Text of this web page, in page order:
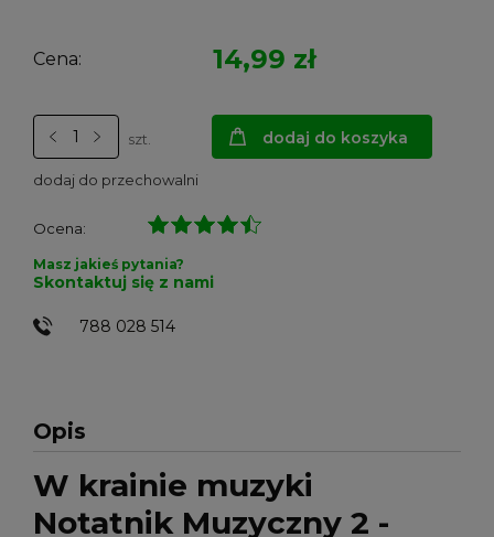
Cena: 14,99 zł
szt. dodaj do koszyka
dodaj do przechowalni
Ocena:
Masz jakieś pytania?
Skontaktuj się z nami
788 028 514
Opis
W krainie muzyki
Notatnik Muzyczny 2 -